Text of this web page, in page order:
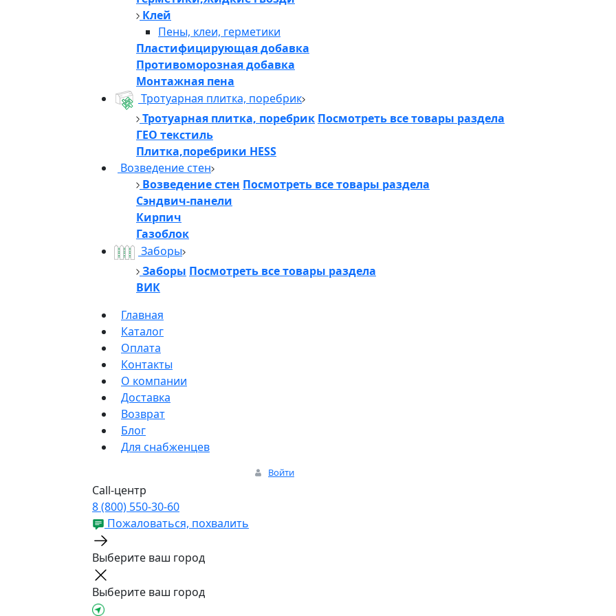
Клей
Пены, клеи, герметики
Пластифицирующая добавка
Противоморозная добавка
Монтажная пена
Тротуарная плитка, поребрик
Тротуарная плитка, поребрик Посмотреть все товары раздела
ГЕО текстиль
Плитка,поребрики HESS
Возведение стен
Возведение стен Посмотреть все товары раздела
Сэндвич-панели
Кирпич
Газоблок
Заборы
Заборы Посмотреть все товары раздела
ВИК
Главная
Каталог
Оплата
Контакты
О компании
Доставка
Возврат
Блог
Для снабженцев
Войти
Call-центр
8 (800) 550-30-60
Пожаловаться, похвалить
Выберите ваш город
Выберите ваш город